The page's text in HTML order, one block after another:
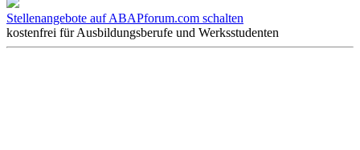
Stellenangebote auf ABAPforum.com schalten
kostenfrei für Ausbildungsberufe und Werksstudenten